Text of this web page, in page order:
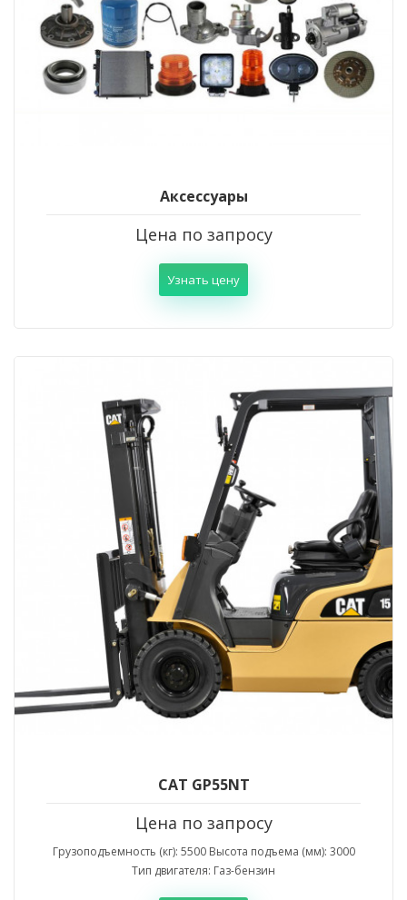
Аксессуары
Цена по запросу
Узнать цену
CAT GP55NT
Цена по запросу
Грузоподъемность (кг): 5500 Высота подъема (мм): 3000
Тип двигателя: Газ-бензин